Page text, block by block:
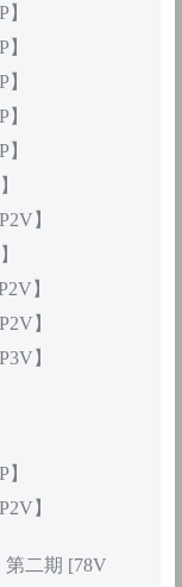
】
】
】
】
】
第二期 [78V